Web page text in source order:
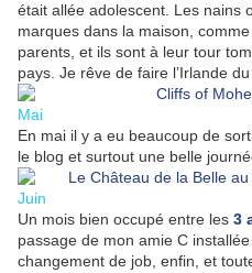
était allée adolescent. Les nains
marques dans la maison,
parents, et ils sont à leur tour
pays. Je rêve de faire l’Irlande
Mai
En mai il y a eu beaucoup de
le blog et surtout une belle
Juin
Un mois bien occupé entre les 3
passage de mon amie C
changement de job, enfin, et